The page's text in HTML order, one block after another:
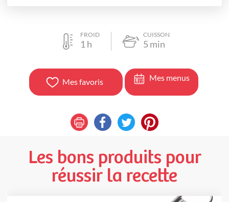
FROID
1 h
CUISSON
5 min
Mes favoris Mes menus
Les bons produits pour
réussir la recette